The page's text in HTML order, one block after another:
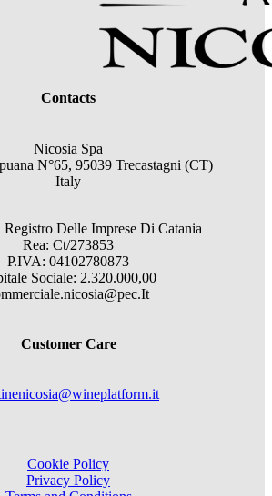
Contacts
Nicosia Spa
N°65, 95039 Trecastagni (CT)
Italy
Delle Imprese Di Catania
Rea: Ct/273853
P.IVA: 04102780873
Sociale: 2.320.000,00
Customer Care
Cookie Policy
Privacy Policy